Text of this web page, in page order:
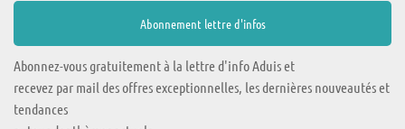
Abonnez-vous gratuitement à la lettre d'info Aduis et
recevez par mail des offres exceptionnelles, les dernières nouveautés et
tendances